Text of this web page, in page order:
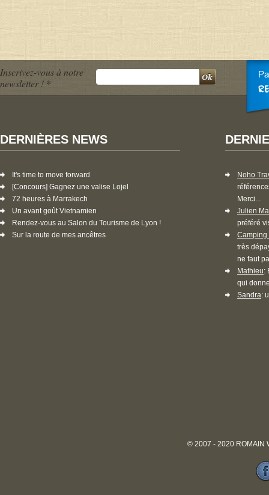
Inscrivez-vous à notre
newsletter ! *
DERNIÈRES NEWS
It's time to move forward
[Concours] Gagnez une valise Lojel
72 heures à Marrakech
Un avant goût Vietnamien
Rendez-vous au Salon du Tourisme de Lyon !
Sur la route de mes ancêtres
Noho
Merci...
Julien
préféré
Camping
très
ne faut
Mathieu:
qui
Sandra:
© 2007 - 2020 ROMAIN